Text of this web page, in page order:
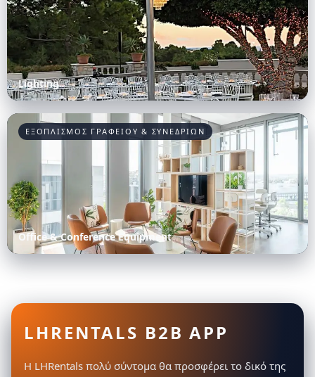
Lighting
ΕΞΟΠΛΙΣΜΟΣ ΓΡΑΦΕΙΟΥ & ΣΥΝΕΔΡΙΩΝ
Office & Conference Equipment
LHRENTALS B2B APP
Η LHRentals πολύ σύντομα θα προσφέρει το δικό της